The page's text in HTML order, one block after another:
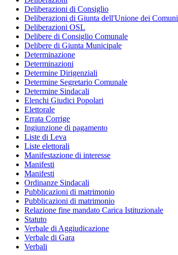
Deliberazioni di Consiglio
Deliberazioni di Giunta dell'Unione dei Comuni
Deliberazioni OSL
Delibere di Consiglio Comunale
Delibere di Giunta Municipale
Determinazione
Determinazioni
Determine Dirigenziali
Determine Segretario Comunale
Determine Sindacali
Elenchi Giudici Popolari
Elettorale
Errata Corrige
Ingiunzione di pagamento
Liste di Leva
Liste elettorali
Manifestazione di interesse
Manifesti
Manifesti
Ordinanze Sindacali
Pubblicazioni di matrimonio
Pubblicazioni di matrimonio
Relazione fine mandato Carica Istituzionale
Statuto
Verbale di Aggiudicazione
Verbale di Gara
Verbali